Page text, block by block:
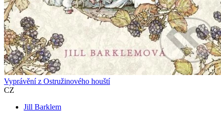
Vyprávění z Ostružinového houští
CZ
Jill Barklem